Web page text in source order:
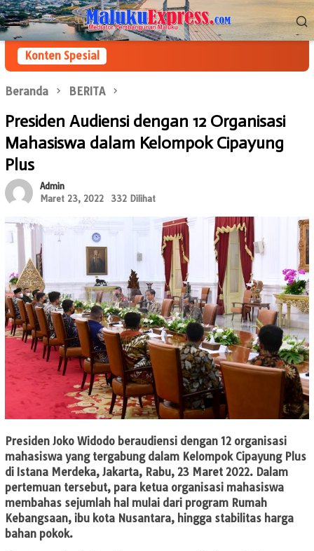
Loncat
ke
konten
Menu
Mobile
Konten Spesial
Beranda BERITA
Presiden Audiensi dengan 12 Organisasi
Mahasiswa dalam Kelompok Cipayung
Plus
Admin
Maret 23, 2022
332 Dilihat
Presiden Joko Widodo beraudiensi dengan 12 organisasi
mahasiswa yang tergabung dalam Kelompok Cipayung Plus
di Istana Merdeka, Jakarta, Rabu, 23 Maret 2022. Dalam
pertemuan tersebut, para ketua organisasi mahasiswa
membahas sejumlah hal mulai dari program Rumah
Kebangsaan, ibu kota Nusantara, hingga stabilitas harga
bahan pokok.